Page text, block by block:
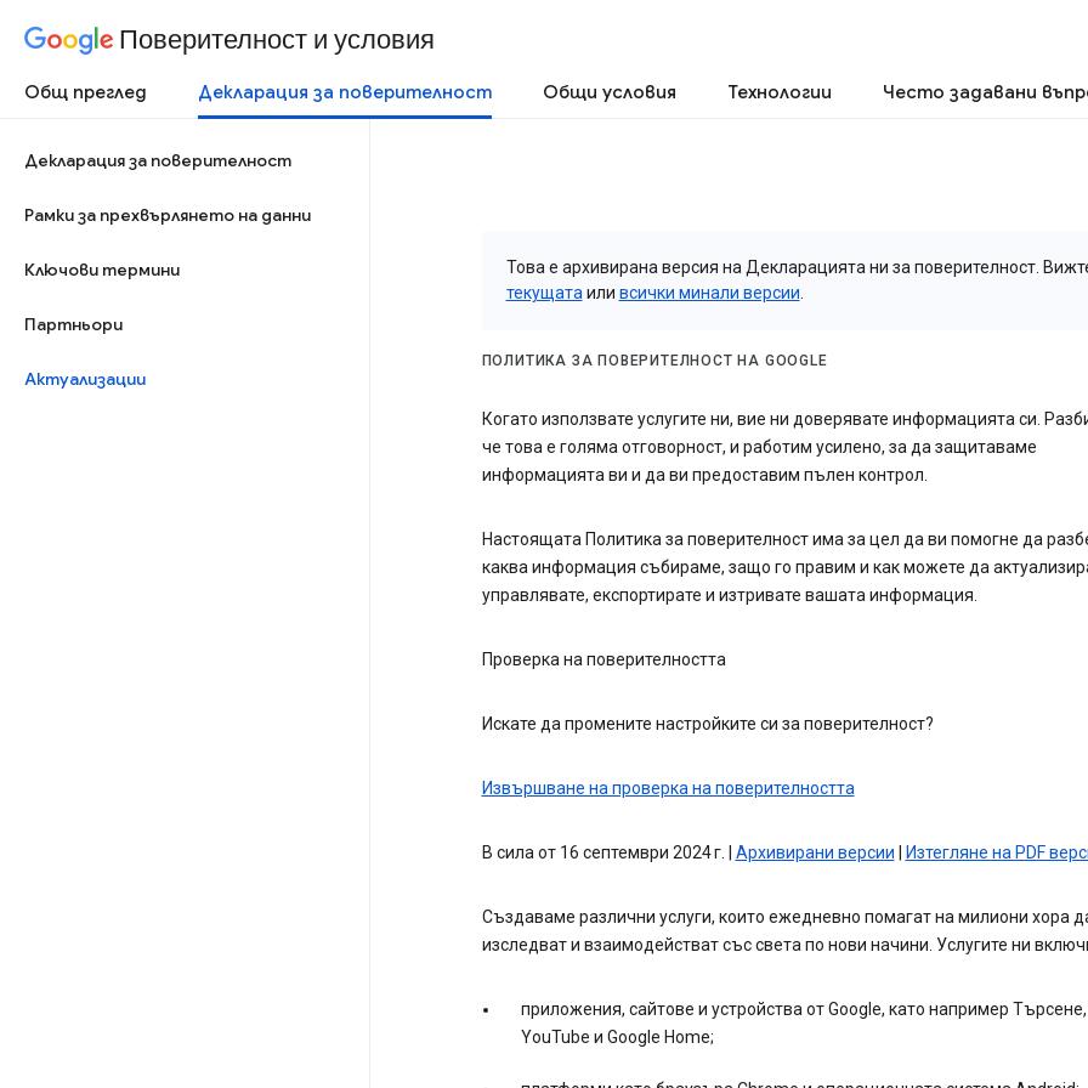
Поверителност и условия
Общ преглед Декларация за поверителност Общи условия Технологии Често задавани
Декларация за поверителност
Рамки за прехвърлянето на данни
Ключови термини
Партньори
Актуализации
Това е архивирана версия на Декларацията ни за поверителност.
текущата или всички минали версии
ПОЛИТИКА ЗА ПОВЕРИТЕЛНОСТ НА GOOGLE
Когато използвате услугите ни, вие ни доверявате информацията си.
че това е голяма отговорност, и работим усилено, за да защитаваме
информацията ви и да ви предоставим пълен контрол.
Настоящата Политика за поверителност има за цел да ви помогне да
каква информация събираме, защо го правим и как можете да
управлявате, експортирате и изтривате вашата информация.
Проверка на поверителността
Искате да промените настройките си за поверителност?
Извършване на проверка на поверителността
В сила от 16 септември 2024 г. | Архивирани версии Изтегляне на PDF
Създаваме различни услуги, които ежедневно помагат на милиони хора
изследват и взаимодействат със света по нови начини. Услугите ни
приложения, сайтове и устройства от Google, като например Търсене,
YouTube и Google Home;